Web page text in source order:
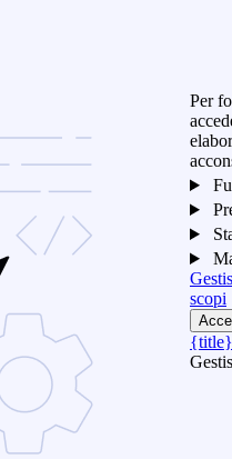
Per
scopi
{title}